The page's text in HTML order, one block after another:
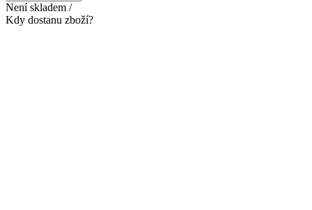
Není skladem /
Kdy dostanu zboží?